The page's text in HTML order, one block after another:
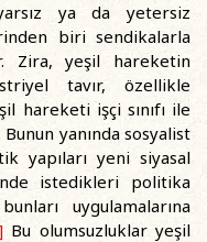
ya da yetersiz
biri sendikalarla
Zira, yeşil hareketin
tavır, özellikle
hareketi işçi sınıfı ile
yanında sosyalist
yapıları yeni siyasal
istedikleri politika
uygulamalarına
Bu olumsuzluklar yeşil